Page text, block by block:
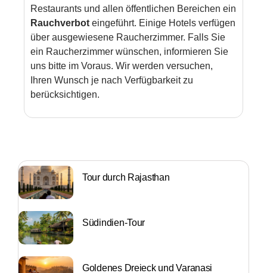
Restaurants und allen öffentlichen Bereichen ein
Rauchverbot eingeführt. Einige Hotels verfügen
über ausgewiesene Raucherzimmer. Falls Sie
ein Raucherzimmer wünschen, informieren Sie
uns bitte im Voraus. Wir werden versuchen,
Ihren Wunsch je nach Verfügbarkeit zu
berücksichtigen.
Tour durch Rajasthan
Südindien-Tour
Goldenes Dreieck und Varanasi